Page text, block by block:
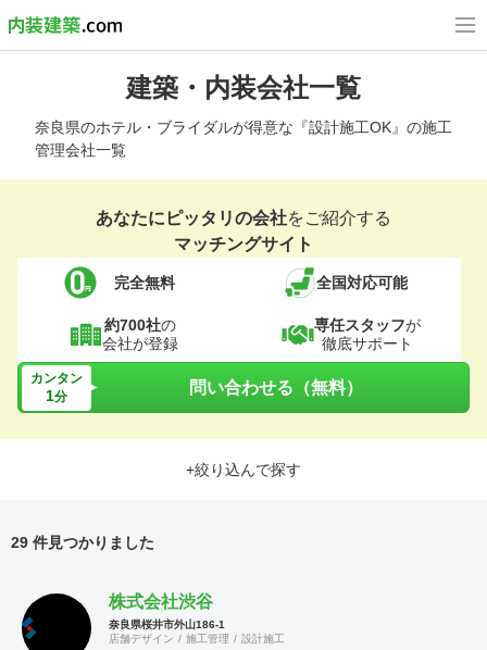
建築・内装会社一覧
奈良県のホテル・ブライダルが得意な『設計施工OK』の施工
管理会社一覧
あなたにピッタリの会社をご紹介する
マッチングサイト
完全無料 全国対応可能
約700社の
会社が登録
専任スタッフが
徹底サポート
カンタン
1分 問い合わせる（無料）
+絞り込んで探す
29 件見つかりました
株式会社渋谷
奈良県桜井市外山186-1
店舗デザイン
施工管理
設計施工